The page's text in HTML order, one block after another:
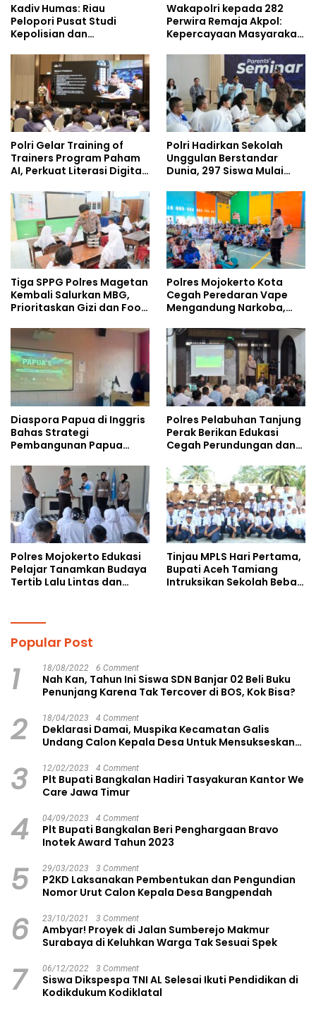
Kadiv Humas: Riau
Pelopori Pusat Studi
Kepolisian dan
Policing Masuki Babak
Wakapolri kepada 282
Perwira Remaja Akpol:
Kepercayaan Masyarakat
Polri Gelar Training of
Trainers Program Paham
AI, Perkuat Literasi Digital
Polri Hadirkan Sekolah
Unggulan Berstandar
Dunia, 297 Siswa Mulai
Tiga SPPG Polres Magetan
Kembali Salurkan MBG,
Prioritaskan Gizi dan Food
Polres Mojokerto Kota
Cegah Peredaran Vape
Mengandung Narkoba,
Kalangan Remaja
Diaspora Papua di Inggris
Bahas Strategi
Pembangunan Papua
Doktoral Internasional
Polres Pelabuhan Tanjung
Perak Berikan Edukasi
Cegah Perundungan dan
kepada Pelajar MPLS
Polres Mojokerto Edukasi
Pelajar Tanamkan Budaya
Tertib Lalu Lintas dan
Tinjau MPLS Hari Pertama,
Bupati Aceh Tamiang
Intruksikan Sekolah Bebas
Popular Post
1 18/08/2022 6 Comment
Nah Kan, Tahun Ini Siswa SDN Banjar 02 Beli Buku
Penunjang Karena Tak Tercover di BOS, Kok Bisa?
2 18/04/2023 4 Comment
Deklarasi Damai, Muspika Kecamatan Galis
Undang Calon Kepala Desa Untuk Mensukseskan
3 12/02/2023 4 Comment
Plt Bupati Bangkalan Hadiri Tasyakuran Kantor We
Care Jawa Timur
4 04/09/2023 4 Comment
Plt Bupati Bangkalan Beri Penghargaan Bravo
Inotek Award Tahun 2023
5 29/03/2023 3 Comment
P2KD Laksanakan Pembentukan dan Pengundian
Nomor Urut Calon Kepala Desa Bangpendah
6 23/10/2021 3 Comment
Ambyar! Proyek di Jalan Sumberejo Makmur
Surabaya di Keluhkan Warga Tak Sesuai Spek
7 06/12/2022 3 Comment
Siswa Dikspespa TNI AL Selesai Ikuti Pendidikan di
Kodikdukum Kodiklatal